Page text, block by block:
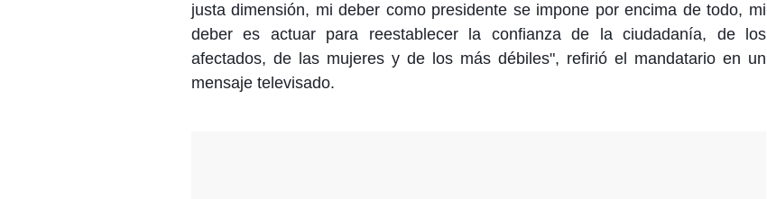
justa dimensión, mi deber como presidente se impone por encima de todo, mi
deber es actuar para reestablecer la confianza de la ciudadanía, de los
afectados, de las mujeres y de los más débiles", refirió el mandatario en un
mensaje televisado.